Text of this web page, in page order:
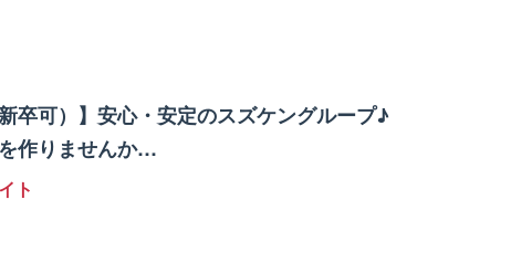
卒可）】安心・安定のスズケングループ♪
作りませんか…
ト